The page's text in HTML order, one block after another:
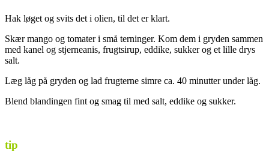
Hak løget og svits det i olien, til det er klart.
Skær mango og tomater i små terninger. Kom dem i gryden sammen
med kanel og stjerneanis, frugtsirup, eddike, sukker og et lille drys
salt.
Læg låg på gryden og lad frugterne simre ca. 40 minutter under låg.
Blend blandingen fint og smag til med salt, eddike og sukker.
tip